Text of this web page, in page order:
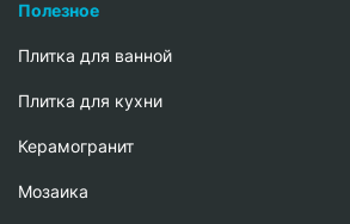
Полезное
Плитка для ванной
Плитка для кухни
Керамогранит
Мозаика